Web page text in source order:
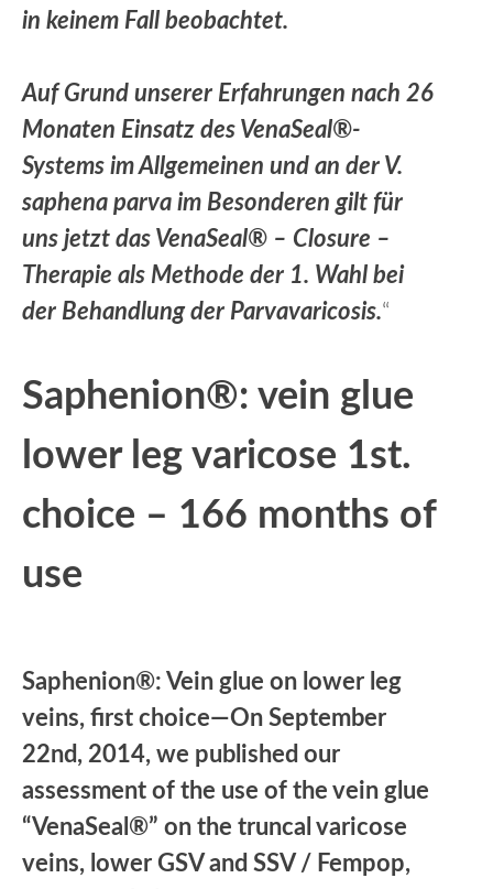
in keinem Fall beobachtet.
Auf Grund unserer Erfahrungen nach 26
Monaten Einsatz des VenaSeal®-
Systems im Allgemeinen und an der V.
saphena parva im Besonderen gilt für
uns jetzt das VenaSeal® – Closure –
Therapie als Methode der 1. Wahl bei
der Behandlung der Parvavaricosis.“
Saphenion®: vein glue
lower leg varicose 1st.
choice – 166 months of
use
Saphenion®: Vein glue on lower leg
veins, first choice—On September
22nd, 2014, we published our
assessment of the use of the vein glue
“VenaSeal®” on the truncal varicose
veins, lower GSV and SSV / Fempop,